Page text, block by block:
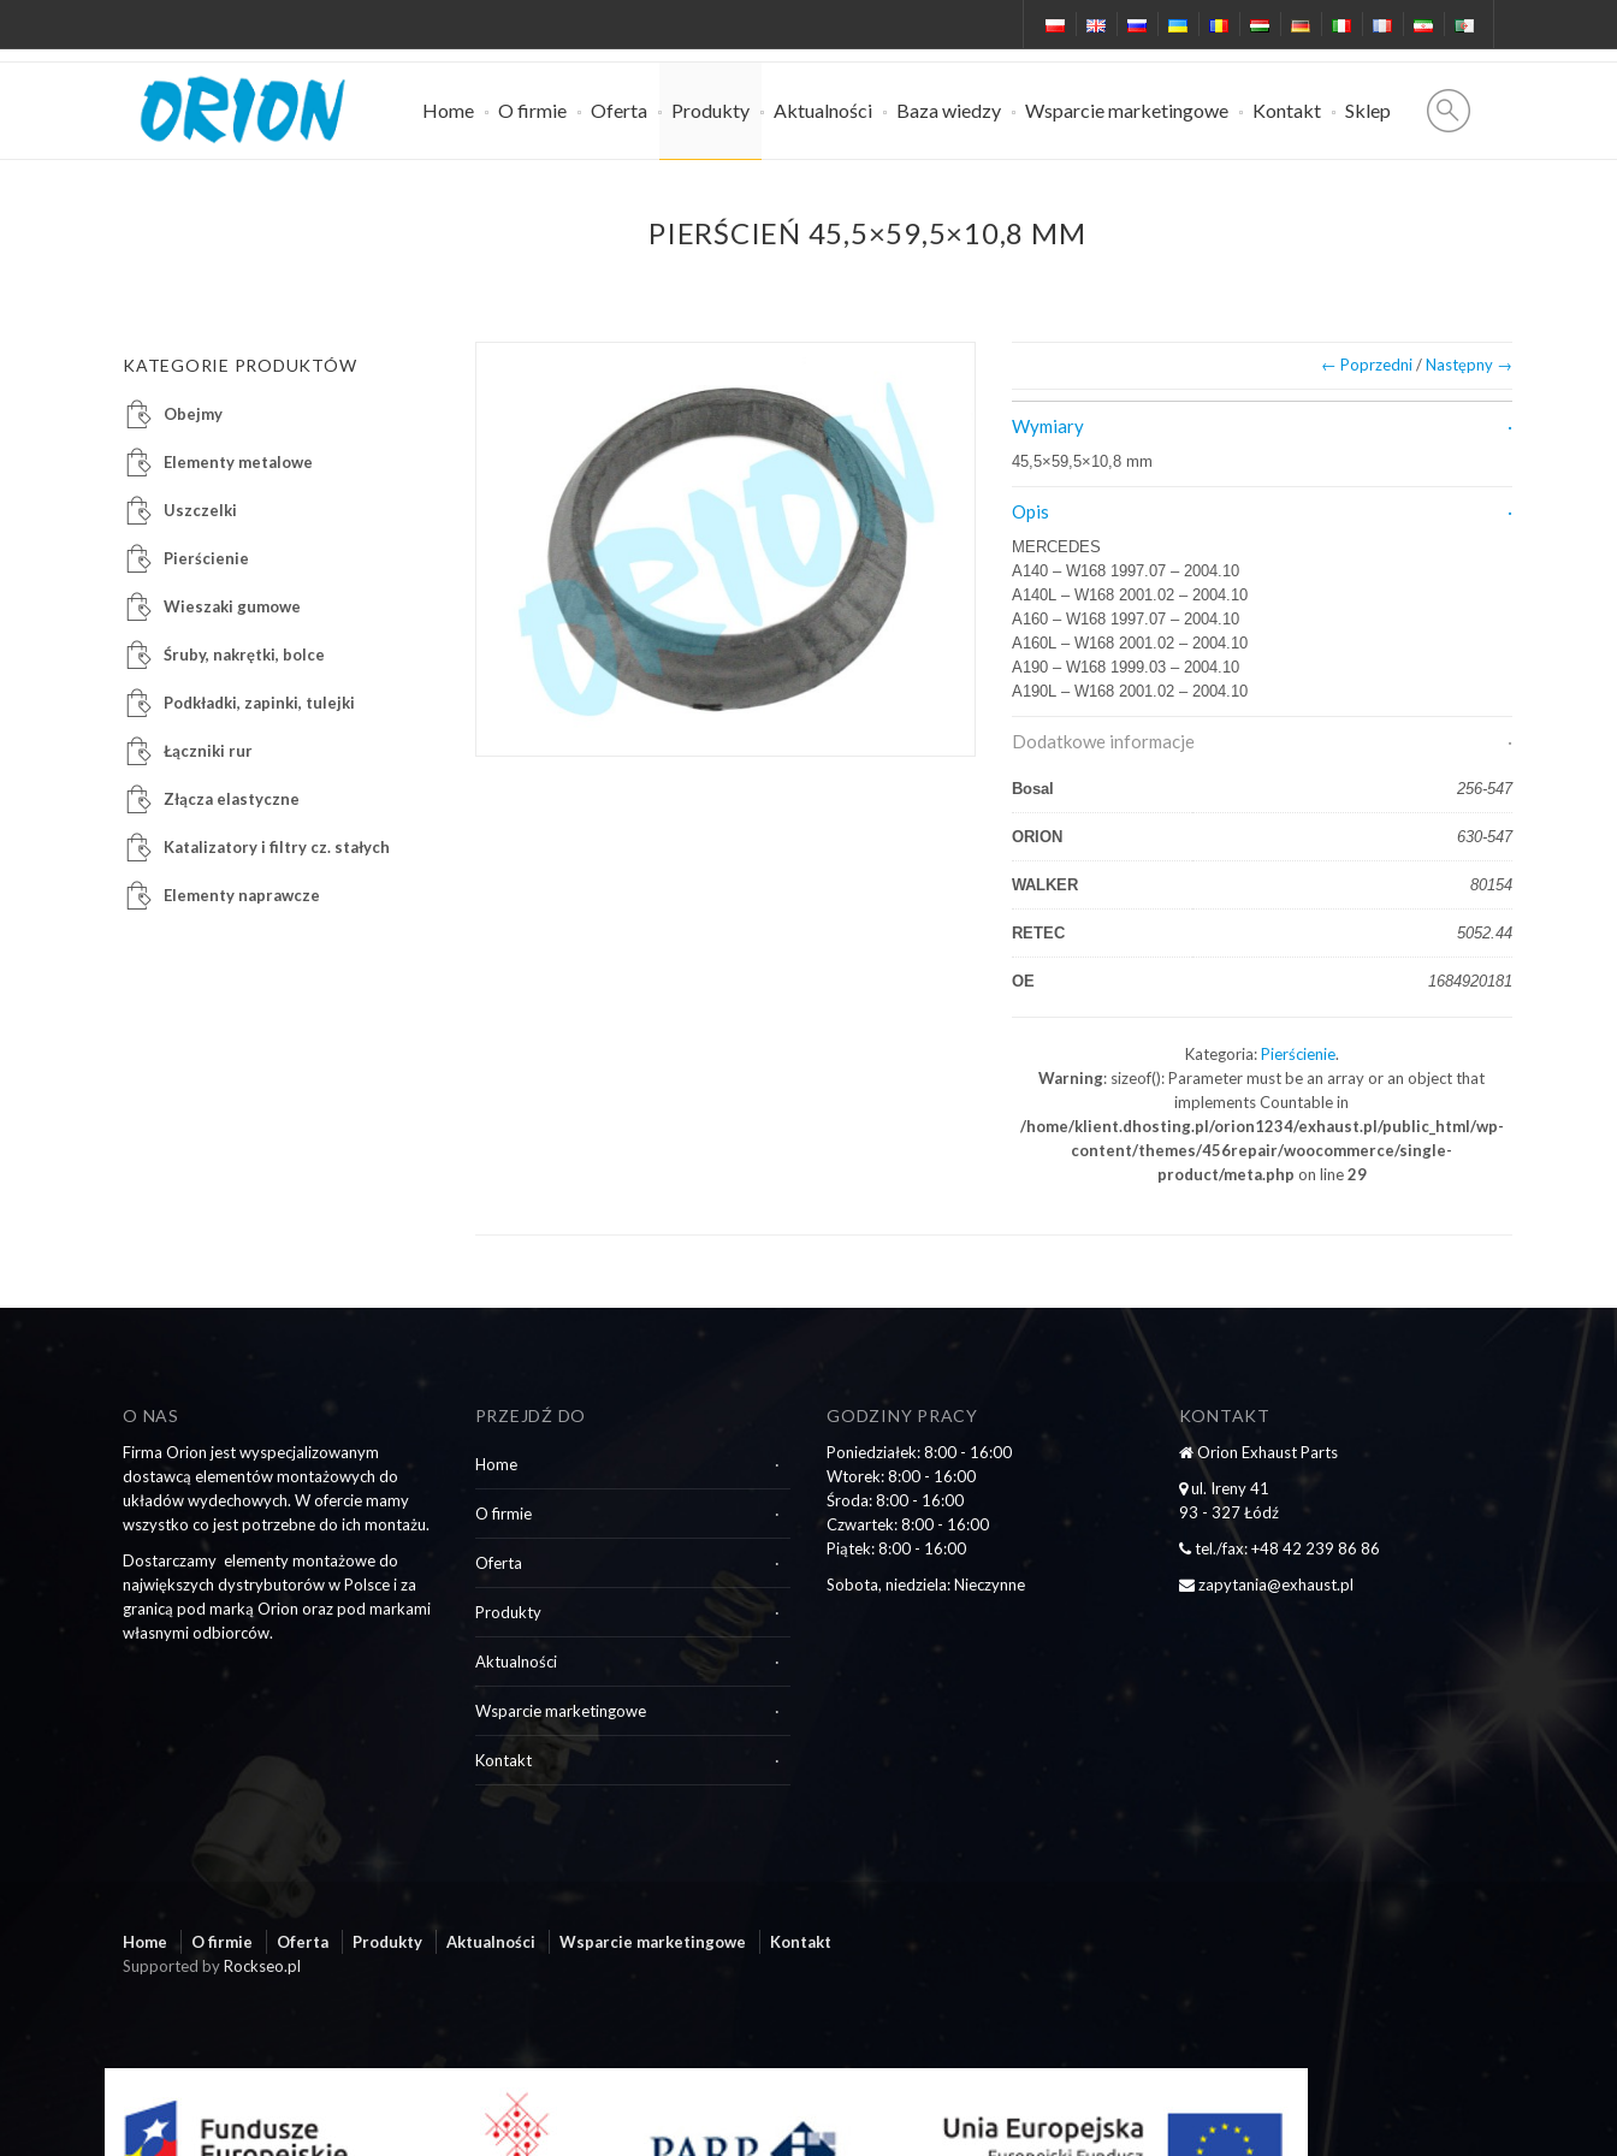
Sklep
Kontakt
Wsparcie marketingowe
Baza wiedzy
Aktualności
Produkty
Oferta
O firmie
Home
PIERŚCIEŃ 45,5×59,5×10,8 MM
← Poprzedni/Następny →
Wymiary
45,5×59,5×10,8 mm
Opis
MERCEDES
A140 – W168 1997.07 – 2004.10
A140L – W168 2001.02 – 2004.10
A160 – W168 1997.07 – 2004.10
A160L – W168 2001.02 – 2004.10
A190 – W168 1999.03 – 2004.10
A190L – W168 2001.02 – 2004.10
Dodatkowe informacje
Bosal 256-547
ORION 630-547
WALKER 80154
RETEC 5052.44
OE 1684920181
Kategoria:Pierścienie.
Warning: sizeof(): Parameter must be an array or an object that
implements Countable in
/home/klient.dhosting.pl/orion1234/exhaust.pl/public_html/wp-
content/themes/456repair/woocommerce/single-
product/meta.php on line29
KATEGORIE PRODUKTÓW
Obejmy
Elementy metalowe
Uszczelki
Pierścienie
Wieszaki gumowe
Śruby, nakrętki, bolce
Podkładki, zapinki, tulejki
Łączniki rur
Złącza elastyczne
Katalizatory i filtry cz. stałych
Elementy naprawcze
O NAS
Firma Orion jest wyspecjalizowanym
dostawcą elementów montażowych do
układów wydechowych. W ofercie mamy
wszystko co jest potrzebne do ich montażu.
Dostarczamy elementy montażowe do
największych dystrybutorów w Polsce i za
granicą pod marką Orion oraz pod markami
własnymi odbiorców.
PRZEJDŹ DO
Home
O firmie
Oferta
Produkty
Aktualności
Wsparcie marketingowe
Kontakt
GODZINY PRACY
Poniedziałek: 8:00 - 16:00
Wtorek: 8:00 - 16:00
Środa: 8:00 - 16:00
Czwartek: 8:00 - 16:00
Piątek: 8:00 - 16:00
Sobota, niedziela: Nieczynne
KONTAKT
Orion Exhaust Parts
ul. Ireny 41
93 - 327 Łódź
tel./fax: +48 42 239 86 86
zapytania@exhaust.pl
Home O firmie Oferta Produkty Aktualności Wsparcie marketingowe
Kontakt
Supported byRockseo.pl